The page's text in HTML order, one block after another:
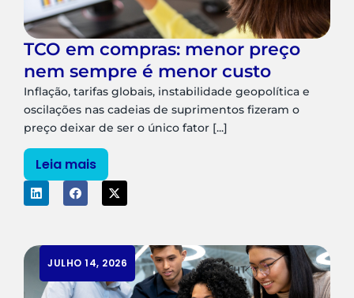
TCO em compras: menor preço
nem sempre é menor custo
Inflação, tarifas globais, instabilidade geopolítica e
oscilações nas cadeias de suprimentos fizeram o
preço deixar de ser o único fator [...]
Leia mais
JULHO 14, 2026